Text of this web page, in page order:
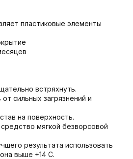
пластиковые элементы
встряхнуть.
сильных загрязнений и
на поверхность.
мягкой безворсовой
результата использовать
выше +14 С.